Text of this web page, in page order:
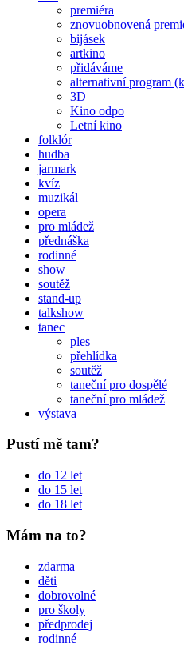
premiéra
znovuobnovená
bijásek
artkino
přidáváme
alternativní program
3D
Kino odpo
Letní kino
folklór
hudba
jarmark
kvíz
muzikál
opera
pro mládež
přednáška
rodinné
show
soutěž
stand-up
talkshow
tanec
ples
přehlídka
soutěž
taneční pro dospělé
taneční pro mládež
výstava
Pustí mě tam?
do 12 let
do 15 let
do 18 let
Mám na to?
zdarma
děti
dobrovolné
pro školy
předprodej
rodinné